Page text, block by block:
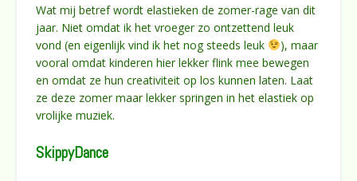
Wat mij betref wordt elastieken de zomer-rage van dit
jaar. Niet omdat ik het vroeger zo ontzettend leuk
vond (en eigenlijk vind ik het nog steeds leuk
), maar
vooral omdat kinderen hier lekker flink mee bewegen
en omdat ze hun creativiteit op los kunnen laten. Laat
ze deze zomer maar lekker springen in het elastiek op
vrolijke muziek.
SkippyDance